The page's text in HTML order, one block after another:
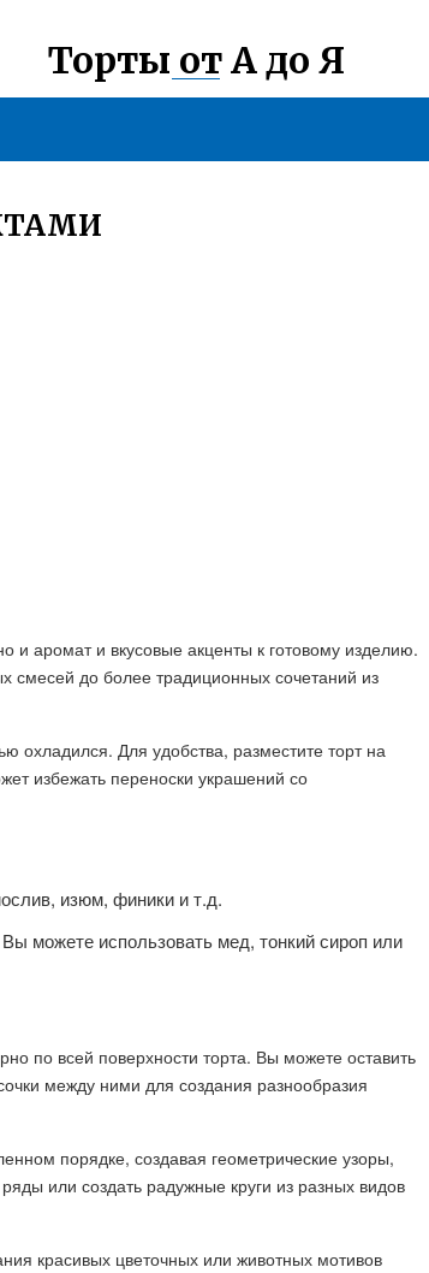
Торты от А до Я
и аромат и вкусовые акценты к готовому изделию.
смесей до более традиционных сочетаний из
охладился. Для удобства, разместите торт на
избежать переноски украшений со
изюм, финики и т.д.
можете использовать мед, тонкий сироп или
по всей поверхности торта. Вы можете оставить
между ними для создания разнообразия
порядке, создавая геометрические узоры,
или создать радужные круги из разных видов
красивых цветочных или животных мотивов